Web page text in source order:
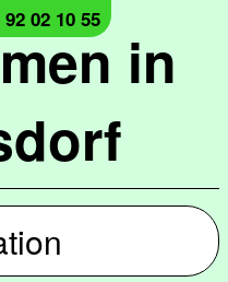
in
02 10 55